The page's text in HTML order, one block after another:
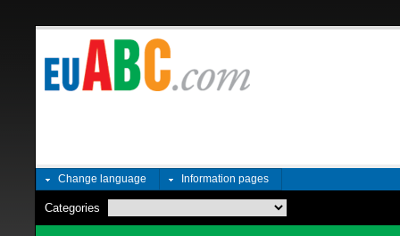
Change language Information pages
Categories